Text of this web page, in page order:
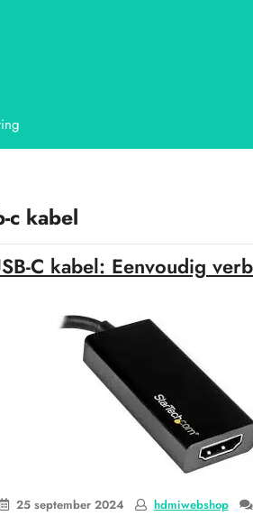
c kabel
C kabel: Eenvoudig
25 september 2024 hdmiwebshop